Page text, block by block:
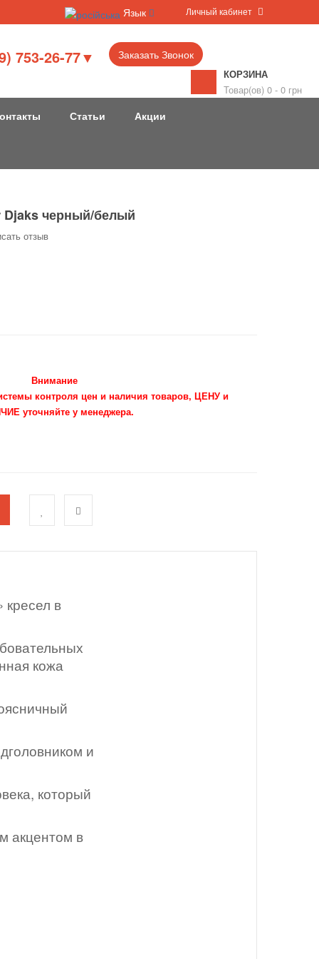
Язык Личный кабинет
753-26-77▼ Заказать Звонок
КОРЗИНА
Товар(ов) 0 - 0 грн
Статьи Акции
Djaks черный/белый
отзыв
Внимание
контроля цен и наличия товаров, ЦЕНУ и
уточняйте у менеджера.
кресел в
кожа
и
который
акцентом в